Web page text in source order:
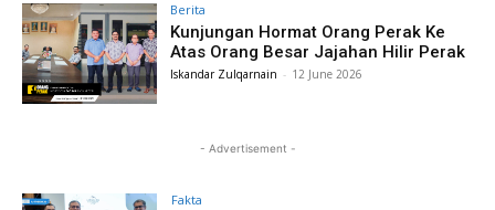
Berita
Kunjungan Hormat Orang Perak Ke
Atas Orang Besar Jajahan Hilir Perak
Iskandar Zulqarnain - 12 June 2026
- Advertisement -
Fakta